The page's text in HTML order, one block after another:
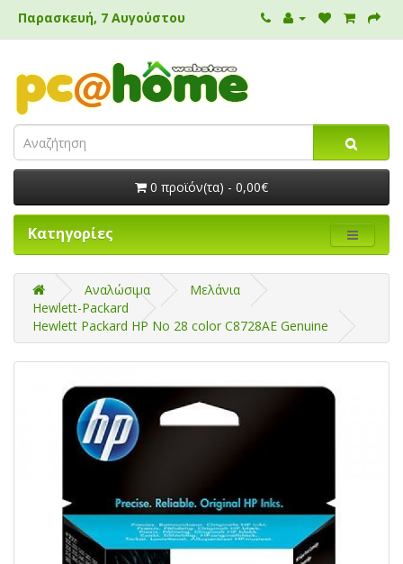
Παρασκευή, 7 Αυγούστου
0 προϊόν(τα) - 0,00€
Κατηγορίες
Αναλώσιμα
Μελάνια
Hewlett-Packard
Hewlett Packard HP No 28 color C8728AE Genuine